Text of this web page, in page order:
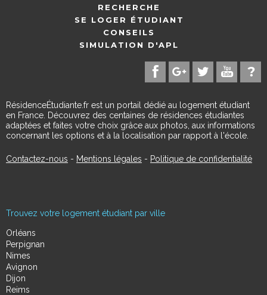
RECHERCHE
SE LOGER ÉTUDIANT
CONSEILS
SIMULATION D'APL
RésidenceÉtudiante.fr est un portail dédié au logement étudiant
en France. Découvrez des centaines de résidences étudiantes
adaptées et faites votre choix grâce aux photos, aux informations
concernant les options et à la localisation par rapport à l'école.
Contactez-nous - Mentions légales - Politique de confidentialité
Trouvez votre logement étudiant par ville
Orléans
Perpignan
Nimes
Avignon
Dijon
Reims